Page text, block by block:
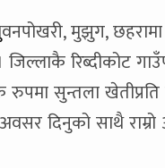
मुझुग,
रिब्दीकोट
रुपमा सुन्तला
दिनुको साथै